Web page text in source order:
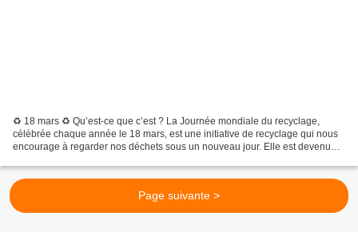
♻️ 18 mars ♻️ Qu’est-ce que c’est ? La Journée mondiale du recyclage,
célébrée chaque année le 18 mars, est une initiative de recyclage qui nous
encourage à regarder nos déchets sous un nouveau jour. Elle est devenue
Page suivante >